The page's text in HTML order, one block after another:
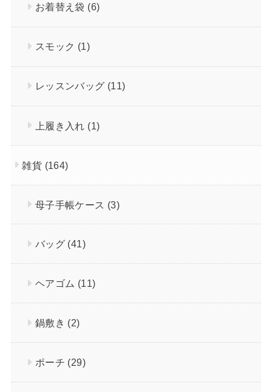
お着替え袋 (6)
スモック (1)
レッスンバッグ (11)
上履き入れ (1)
雑貨 (164)
母子手帳ケース (3)
バッグ (41)
ヘアゴム (11)
鍋敷き (2)
ポーチ (29)